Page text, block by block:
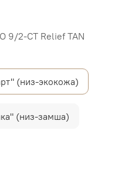
9/2-СТ Relief TAN
(низ-экокожа)
(низ-замша)